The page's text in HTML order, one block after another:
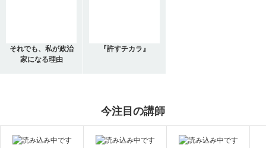
それでも、私が政治
家になる理由
『許すチカラ』
今注目の講師